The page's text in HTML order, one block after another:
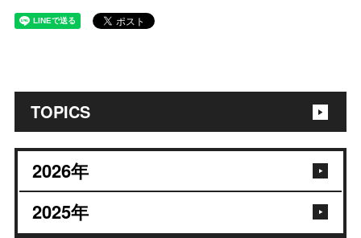
TOPICS
2026年
2025年